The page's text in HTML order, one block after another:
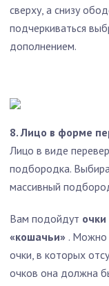
сверху, а снизу
подчеркиваться
дополнением.
8. Лицо в форме
Лицо в виде
подбородка.
массивный
Вам подойдут
«кошачьи» . Можно
очки, в которых
очков она должна